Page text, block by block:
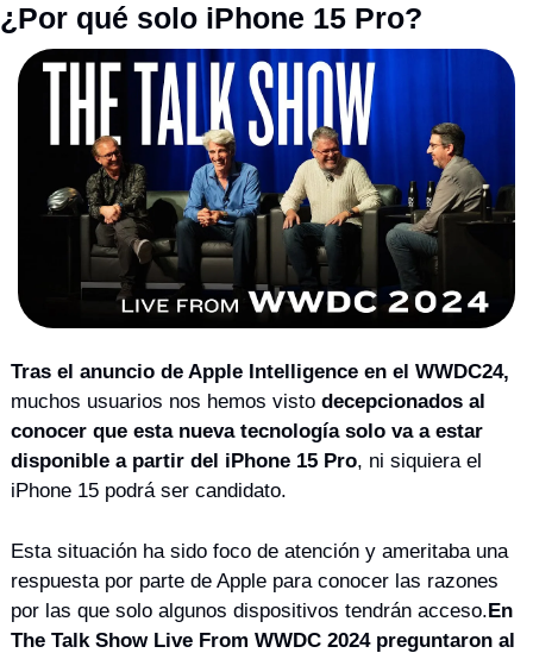
¿Por qué solo iPhone 15 Pro?
Tras el anuncio de Apple Intelligence en el WWDC24,
muchos usuarios nos hemos visto decepcionados al
conocer que esta nueva tecnología solo va a estar
disponible a partir del iPhone 15 Pro, ni siquiera el
iPhone 15 podrá ser candidato.
Esta situación ha sido foco de atención y ameritaba una
respuesta por parte de Apple para conocer las razones
por las que solo algunos dispositivos tendrán acceso. En
The Talk Show Live From WWDC 2024 preguntaron al